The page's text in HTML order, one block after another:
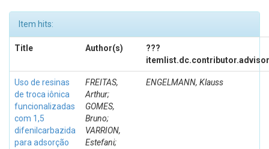
Item hits:
Title Author(s)
???
Uso de resinas
de troca iônica
funcionalizadas
com 1,5
difenilcarbazida
para adsorção
FREITAS,
Arthur;
GOMES,
Bruno;
VARRION,
Estefani;
ENGELMANN, Klauss